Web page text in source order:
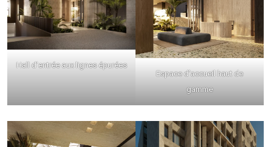
Hall d’entrée aux lignes épurées
Espace d’accueil haut de
gamme